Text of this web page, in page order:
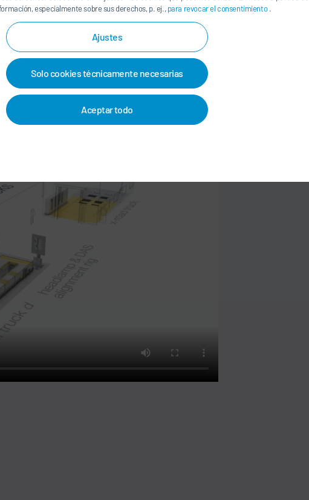
especialmente sobre sus derechos, p. ej.,para revocar el consentimiento.
Ajustes
Solo cookies técnicamente necesarias
Aceptar todo
de distancia de infrarrojos: utilizando una
monocroma en el colector de luz
vehículos